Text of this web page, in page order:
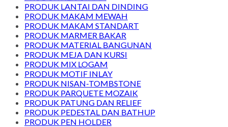
PRODUK LANTAI DAN DINDING
PRODUK MAKAM MEWAH
PRODUK MAKAM STANDART
PRODUK MARMER BAKAR
PRODUK MATERIAL BANGUNAN
PRODUK MEJA DAN KURSI
PRODUK MIX LOGAM
PRODUK MOTIF INLAY
PRODUK NISAN-TOMBSTONE
PRODUK PARQUETE MOZAIK
PRODUK PATUNG DAN RELIEF
PRODUK PEDESTAL DAN BATHUP
PRODUK PEN HOLDER